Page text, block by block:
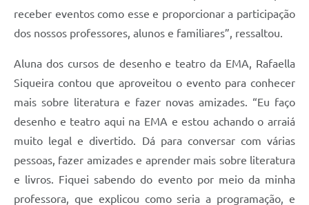
receber eventos como esse e proporcionar a participação
dos nossos professores, alunos e familiares”, ressaltou.
Aluna dos cursos de desenho e teatro da EMA, Rafaella
Siqueira contou que aproveitou o evento para conhecer
mais sobre literatura e fazer novas amizades. “Eu faço
desenho e teatro aqui na EMA e estou achando o arraiá
muito legal e divertido. Dá para conversar com várias
pessoas, fazer amizades e aprender mais sobre literatura
e livros. Fiquei sabendo do evento por meio da minha
professora, que explicou como seria a programação, e